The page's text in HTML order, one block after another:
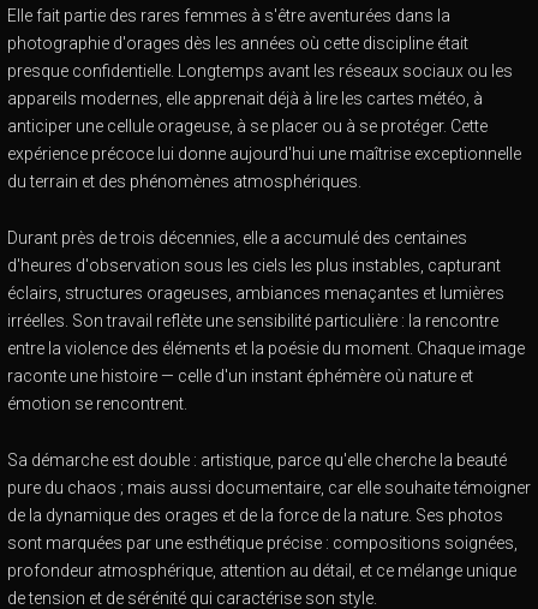
Elle fait partie des rares femmes à s'être aventurées dans la
photographie d'orages dès les années où cette discipline était
presque confidentielle. Longtemps avant les réseaux sociaux ou les
appareils modernes, elle apprenait déjà à lire les cartes météo, à
anticiper une cellule orageuse, à se placer ou à se protéger. Cette
expérience précoce lui donne aujourd'hui une maîtrise exceptionnelle
du terrain et des phénomènes atmosphériques.
Durant près de trois décennies, elle a accumulé des centaines
d'heures d'observation sous les ciels les plus instables, capturant
éclairs, structures orageuses, ambiances menaçantes et lumières
irréelles. Son travail reflète une sensibilité particulière : la rencontre
entre la violence des éléments et la poésie du moment. Chaque image
raconte une histoire — celle d'un instant éphémère où nature et
émotion se rencontrent.
Sa démarche est double : artistique, parce qu'elle cherche la beauté
pure du chaos ; mais aussi documentaire, car elle souhaite témoigner
de la dynamique des orages et de la force de la nature. Ses photos
sont marquées par une esthétique précise : compositions soignées,
profondeur atmosphérique, attention au détail, et ce mélange unique
de tension et de sérénité qui caractérise son style.